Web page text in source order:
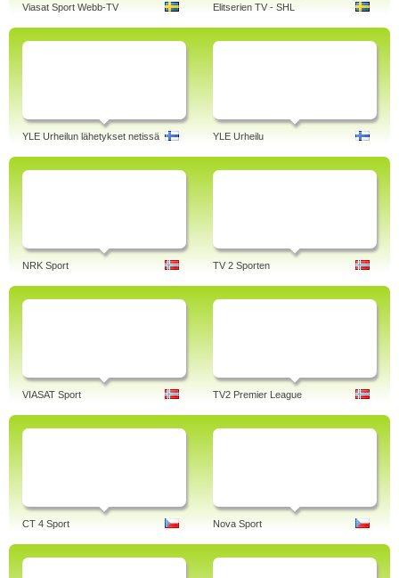
Viasat Sport Webb-TV Elitserien TV - SHL
YLE Urheilun lähetykset netissä YLE Urheilu
NRK Sport TV 2 Sporten
VIASAT Sport TV2 Premier League
CT 4 Sport Nova Sport